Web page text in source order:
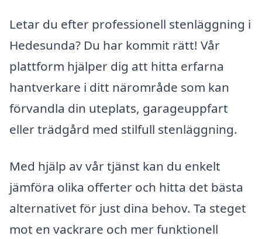
Letar du efter professionell stenläggning i
Hedesunda? Du har kommit rätt! Vår
plattform hjälper dig att hitta erfarna
hantverkare i ditt närområde som kan
förvandla din uteplats, garageuppfart
eller trädgård med stilfull stenläggning.
Med hjälp av vår tjänst kan du enkelt
jämföra olika offerter och hitta det bästa
alternativet för just dina behov. Ta steget
mot en vackrare och mer funktionell